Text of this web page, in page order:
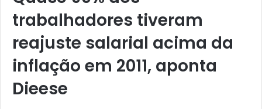
trabalhadores tiveram
reajuste salarial acima da
inflação em 2011, aponta
Dieese